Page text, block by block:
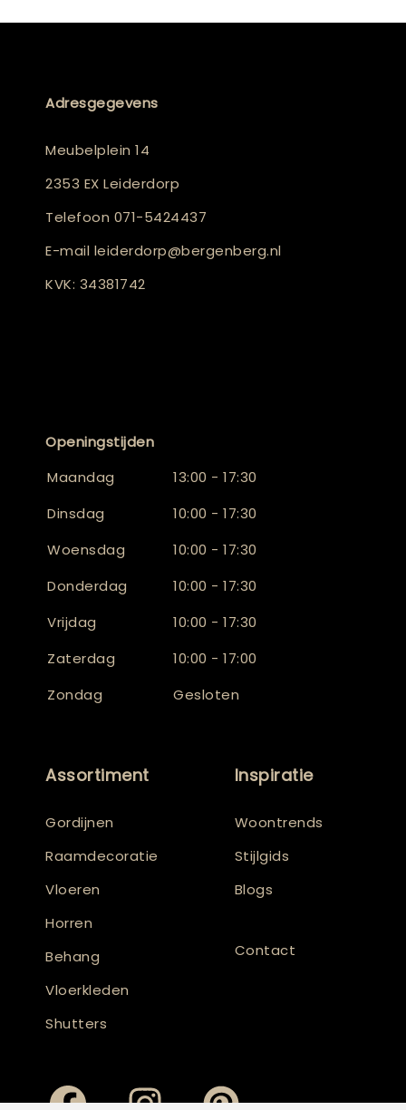
Adresgegevens
Meubelplein 14
2353 EX Leiderdorp
Telefoon 071-5424437
E-mail leiderdorp@bergenberg.nl
KVK: 34381742
Openingstijden
Maandag
13:00 - 17:30
Dinsdag
10:00 - 17:30
Woensdag
10:00 - 17:30
Donderdag
10:00 - 17:30
Vrijdag
10:00 - 17:30
Zaterdag
10:00 - 17:00
Zondag
Gesloten
Assortiment
Gordijnen
Raamdecoratie
Vloeren
Horren
Behang
Vloerkleden
Shutters
Inspiratie
Woontrends
Stijlgids
Blogs
Contact